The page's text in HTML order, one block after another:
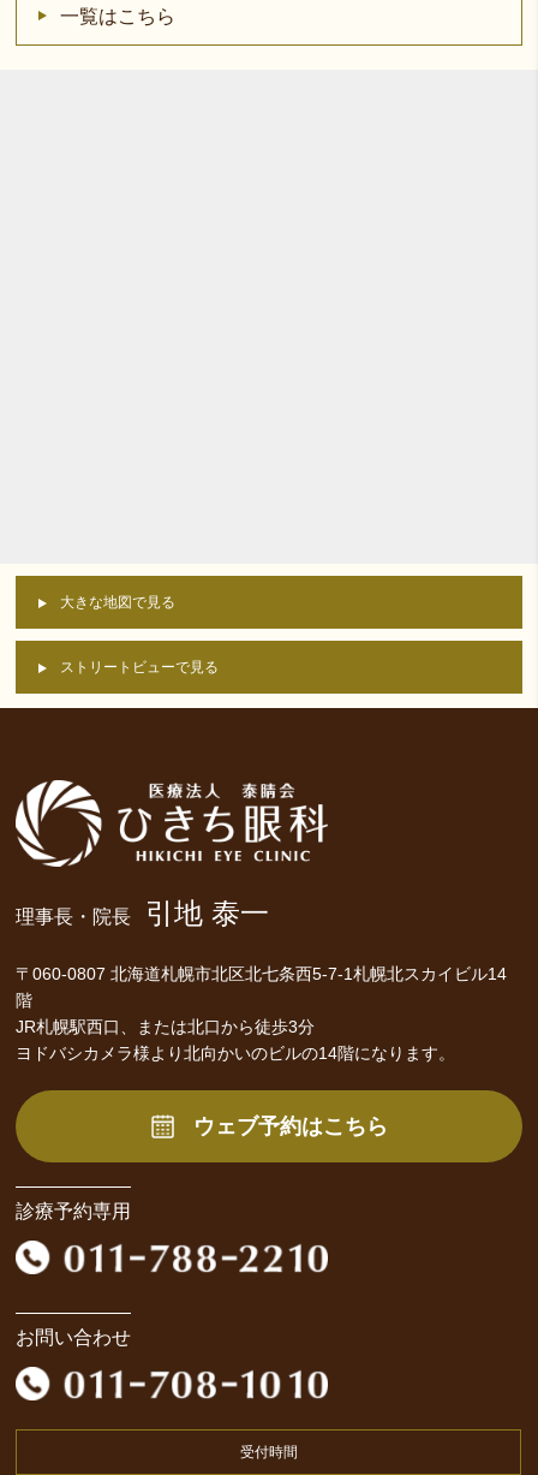
一覧はこちら
大きな地図で見る
ストリートビューで見る
理事長・院長 引地 泰一
〒060-0807 北海道札幌市北区北七条西5-7-1札幌北スカイビル14
階
JR札幌駅西口、または北口から徒歩3分
ヨドバシカメラ様より北向かいのビルの14階になります。
ウェブ予約はこちら
診療予約専用
お問い合わせ
受付時間